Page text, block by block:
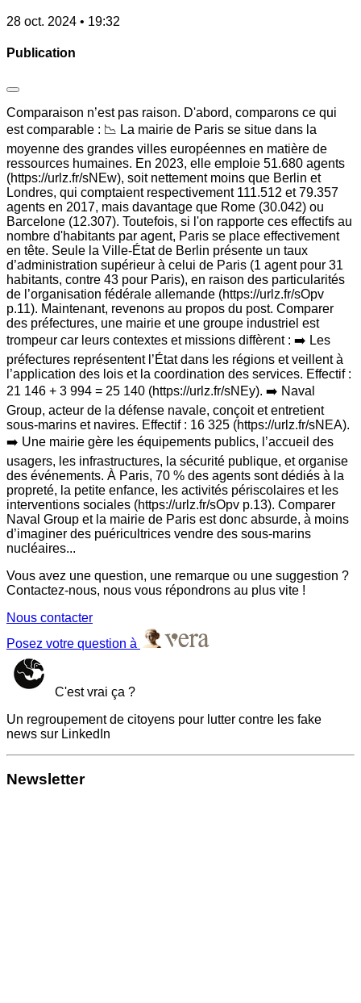
28 oct. 2024 • 19:32
Publication
Comparaison n’est pas raison. D'abord, comparons ce qui
est comparable : 📉 La mairie de Paris se situe dans la
moyenne des grandes villes européennes en matière de
ressources humaines. En 2023, elle emploie 51.680 agents
(https://urlz.fr/sNEw), soit nettement moins que Berlin et
Londres, qui comptaient respectivement 111.512 et 79.357
agents en 2017, mais davantage que Rome (30.042) ou
Barcelone (12.307). Toutefois, si l'on rapporte ces effectifs au
nombre d'habitants par agent, Paris se place effectivement
en tête. Seule la Ville-État de Berlin présente un taux
d’administration supérieur à celui de Paris (1 agent pour 31
habitants, contre 43 pour Paris), en raison des particularités
de l’organisation fédérale allemande (https://urlz.fr/sOpv
p.11). Maintenant, revenons au propos du post. Comparer
des préfectures, une mairie et une groupe industriel est
trompeur car leurs contextes et missions diffèrent : ➡️ Les
préfectures représentent l’État dans les régions et veillent à
l’application des lois et la coordination des services. Effectif :
21 146 + 3 994 = 25 140 (https://urlz.fr/sNEy). ➡️ Naval
Group, acteur de la défense navale, conçoit et entretient
sous-marins et navires. Effectif : 16 325 (https://urlz.fr/sNEA).
➡️ Une mairie gère les équipements publics, l’accueil des
usagers, les infrastructures, la sécurité publique, et organise
des événements. À Paris, 70 % des agents sont dédiés à la
propreté, la petite enfance, les activités périscolaires et les
interventions sociales (https://urlz.fr/sOpv p.13). Comparer
Naval Group et la mairie de Paris est donc absurde, à moins
d’imaginer des puéricultrices vendre des sous-marins
nucléaires...
Vous avez une question, une remarque ou une suggestion ?
Contactez-nous, nous vous répondrons au plus vite !
Nous contacter
Posez votre question à
C'est vrai ça ?
Un regroupement de citoyens pour lutter contre les fake
news sur LinkedIn
Newsletter